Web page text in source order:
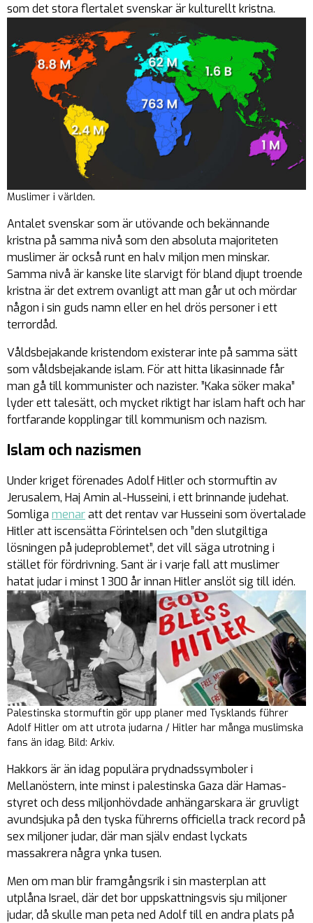
som det stora flertalet svenskar är kulturellt kristna.
Muslimer i världen.
Antalet svenskar som är utövande och bekännande
kristna på samma nivå som den absoluta majoriteten
muslimer är också runt en halv miljon men minskar.
Samma nivå är kanske lite slarvigt för bland djupt troende
kristna är det extrem ovanligt att man går ut och mördar
någon i sin guds namn eller en hel drös personer i ett
terrordåd.
Våldsbejakande kristendom existerar inte på samma sätt
som våldsbejakande islam. För att hitta likasinnade får
man gå till kommunister och nazister. ”Kaka söker maka”
lyder ett talesätt, och mycket riktigt har islam haft och har
fortfarande kopplingar till kommunism och nazism.
Islam och nazismen
Under kriget förenades Adolf Hitler och stormuftin av
Jerusalem, Haj Amin al-Husseini, i ett brinnande judehat.
Somliga menaratt det rentav var Husseini som övertalade
Hitler att iscensätta Förintelsen och ”den slutgiltiga
lösningen på judeproblemet”, det vill säga utrotning i
stället för fördrivning. Sant är i varje fall att muslimer
hatat judar i minst 1 300 år innan Hitler anslöt sig till idén.
Palestinska stormuftin gör upp planer med Tysklands führer
Adolf Hitler om att utrota judarna / Hitler har många muslimska
fans än idag. Bild: Arkiv.
Hakkors är än idag populära prydnadssymboler i
Mellanöstern, inte minst i palestinska Gaza där Hamas-
styret och dess miljonhövdade anhängarskara är gruvligt
avundsjuka på den tyska führerns officiella track record på
sex miljoner judar, där man själv endast lyckats
massakrera några ynka tusen.
Men om man blir framgångsrik i sin masterplan att
utplåna Israel, där det bor uppskattningsvis sju miljoner
judar, då skulle man peta ned Adolf till en andra plats på